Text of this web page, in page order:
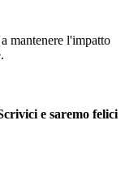
mantenere l'impatto
e saremo felici